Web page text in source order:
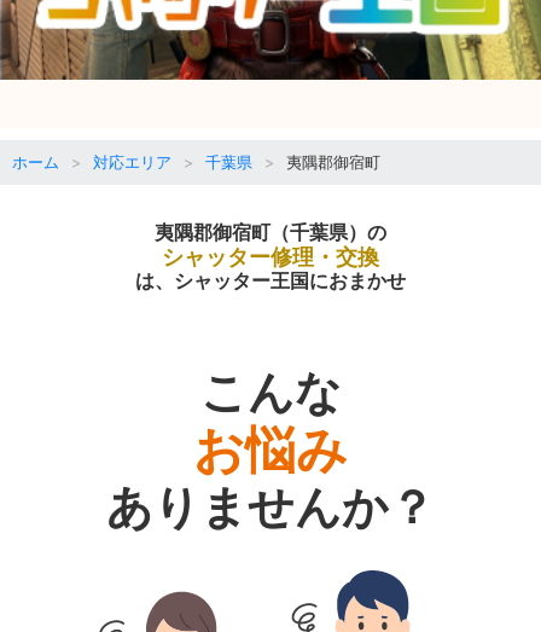
ホーム 対応エリア 千葉県 夷隅郡御宿町
夷隅郡御宿町（千葉県）の
シャッター修理・交換
は、シャッター王国におまかせ
こんな
お悩み
ありませんか？